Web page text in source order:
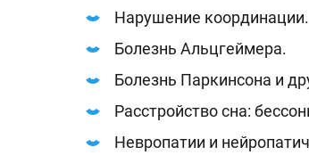
Нарушение координации.
Болезнь Альцгеймера.
Болезнь Паркинсона и
Расстройство сна:
Невропатии и